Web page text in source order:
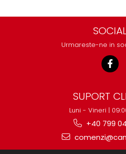
Urmareste-ne in
SUPORT
Luni - Vineri |
+40 799